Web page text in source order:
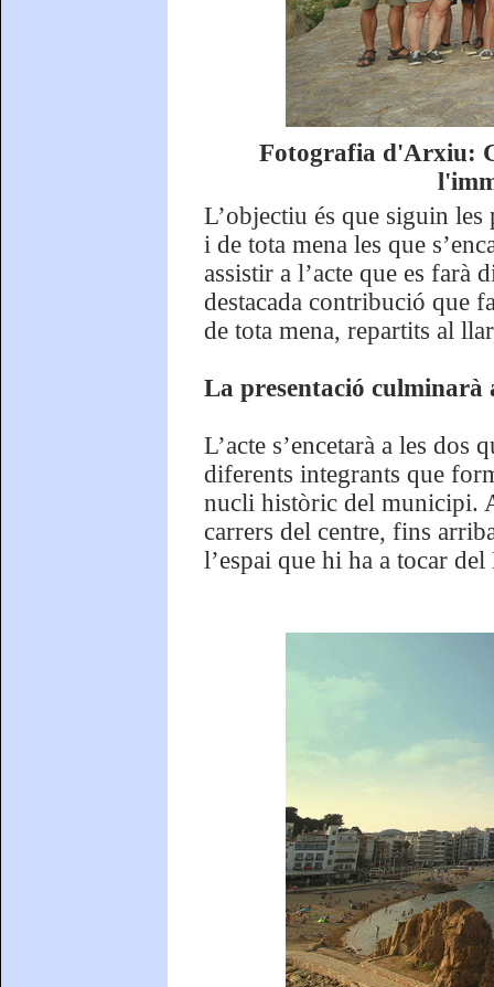
Fotografia d'Arxiu:
L’objectiu és que siguin
i de tota mena les que
assistir a l’acte que es farà
destacada contribució que
de tota mena, repartits al
La presentació culminarà
L’acte s’encetarà a les
diferents integrants que
nucli històric del municipi.
carrers del centre, fins
l’espai que hi ha a tocar